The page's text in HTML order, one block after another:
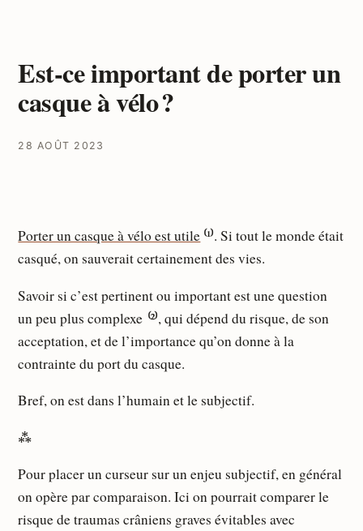
Est-ce important de porter un
casque à vélo ?
28 AOÛT 2023
Porter un casque à vélo est utile ⁽¹⁾. Si tout le monde était
casqué, on sauverait certainement des vies.
Savoir si c’est pertinent ou important est une question
un peu plus complexe ⁽²⁾, qui dépend du risque, de son
acceptation, et de l’importance qu’on donne à la
contrainte du port du casque.
Bref, on est dans l’humain et le subjectif.
⁂
Pour placer un curseur sur un enjeu subjectif, en général
on opère par comparaison. Ici on pourrait comparer le
risque de traumas crâniens graves évitables avec